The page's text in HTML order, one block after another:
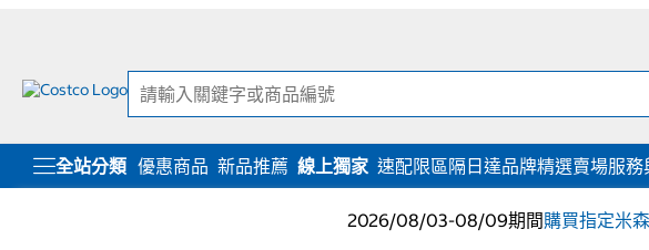
全站分類 優惠商品 新品推薦 線上獨家 速配限區隔日達品牌精選賣場服務
2026/08/03-08/09期間購買指定米